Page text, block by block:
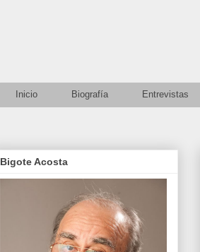
Inicio Biografía Entrevistas
Bigote Acosta